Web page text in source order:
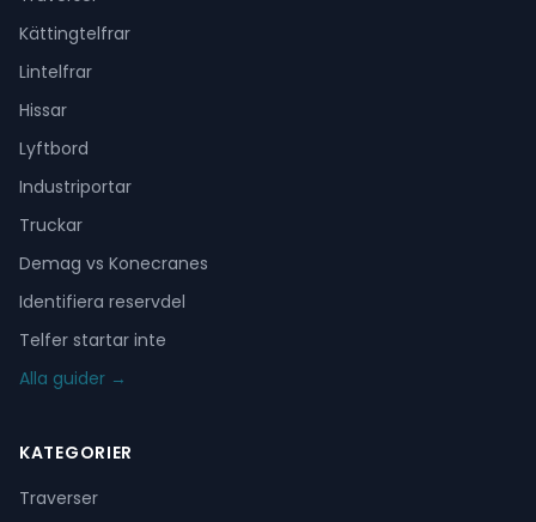
Kättingtelfrar
Lintelfrar
Hissar
Lyftbord
Industriportar
Truckar
Demag vs Konecranes
Identifiera reservdel
Telfer startar inte
Alla guider →
KATEGORIER
Traverser